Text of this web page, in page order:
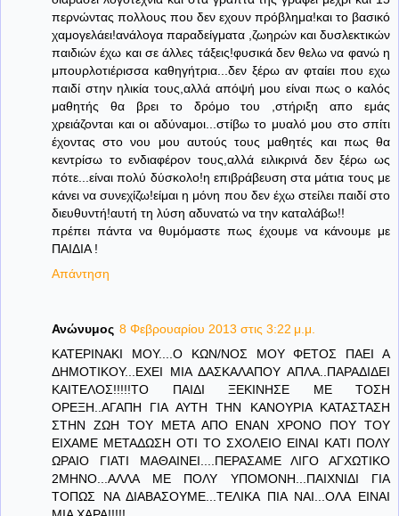
περνώντας πολλους που δεν εχουν πρόβλημα!και το βασικό
χαμογελάει!ανάλογα παραδείγματα ,ζωηρών και δυσλεκτικών
παιδιών έχω και σε άλλες τάξεις!φυσικά δεν θελω να φανώ η
μπουρλοτιέρισσα καθηγήτρια...δεν ξέρω αν φταίει που εχω
παιδί στην ηλικία τους,αλλά απόψή μου είναι πως ο καλός
μαθητής θα βρει το δρόμο του ,στήριξη απο εμάς
χρειάζονται και οι αδύναμοι...στίβω το μυαλό μου στο σπίτι
έχοντας στο νου μου αυτούς τους μαθητές και πως θα
κεντρίσω το ενδιαφέρον τους,αλλά ειλικρινά δεν ξέρω ως
πότε...είναι πολύ δύσκολο!η επιβράβευση στα μάτια τους με
κάνει να συνεχίζω!είμαι η μόνη που δεν έχω στείλει παιδί στο
διευθυντή!αυτή τη λύση αδυνατώ να την καταλάβω!!
πρέπει πάντα να θυμόμαστε πως έχουμε να κάνουμε με
ΠΑΙΔΙΑ !
Απάντηση
Ανώνυμος 8 Φεβρουαρίου 2013 στις 3:22 μ.μ.
ΚΑΤΕΡΙΝΑΚΙ ΜΟΥ....Ο ΚΩΝ/ΝΟΣ ΜΟΥ ΦΕΤΟΣ ΠΑΕΙ Α
ΔΗΜΟΤΙΚΟΥ...ΕΧΕΙ ΜΙΑ ΔΑΣΚΑΛΑΠΟΥ ΑΠΛΑ..ΠΑΡΑΔΙΔΕΙ
ΚΑΙΤΕΛΟΣ!!!!!ΤΟ ΠΑΙΔΙ ΞΕΚΙΝΗΣΕ ΜΕ ΤΟΣΗ
ΟΡΕΞΗ..ΑΓΑΠΗ ΓΙΑ ΑΥΤΗ ΤΗΝ ΚΑΝΟΥΡΙΑ ΚΑΤΑΣΤΑΣΗ
ΣΤΗΝ ΖΩΗ ΤΟΥ ΜΕΤΑ ΑΠΟ ΕΝΑΝ ΧΡΟΝΟ ΠΟΥ ΤΟΥ
ΕΙΧΑΜΕ ΜΕΤΑΔΩΣΗ ΟΤΙ ΤΟ ΣΧΟΛΕΙΟ ΕΙΝΑΙ ΚΑΤΙ ΠΟΛΥ
ΩΡΑΙΟ ΓΙΑΤΙ ΜΑΘΑΙΝΕΙ....ΠΕΡΑΣΑΜΕ ΛΙΓΟ ΑΓΧΩΤΙΚΟ
2ΜΗΝΟ...ΑΛΛΑ ΜΕ ΠΟΛΥ ΥΠΟΜΟΝΗ...ΠΑΙΧΝΙΔΙ ΓΙΑ
ΤΟΠΩΣ ΝΑ ΔΙΑΒΑΣΟΥΜΕ...ΤΕΛΙΚΑ ΠΙΑ ΝΑΙ...ΟΛΑ ΕΙΝΑΙ